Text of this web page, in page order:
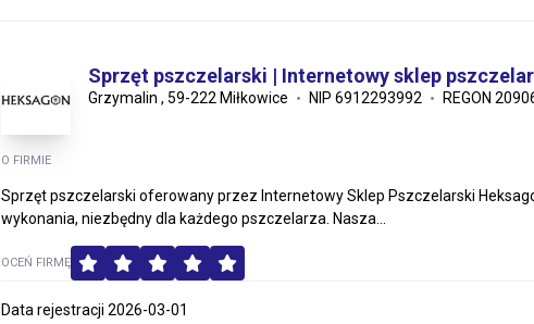
Sprzęt pszczelarski | Internetowy sklep
Grzymalin , 59-222 Miłkowice NIP 6912293992 REGON
O FIRMIE
Sprzęt pszczelarski oferowany przez Internetowy Sklep Pszczelarski
wykonania, niezbędny dla każdego pszczelarza. Nasza...
OCEŃ FIRMĘ
Data rejestracji 2026-03-01